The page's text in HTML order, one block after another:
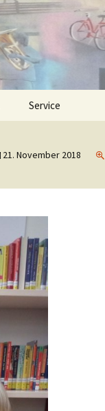
Service
21. November 2018